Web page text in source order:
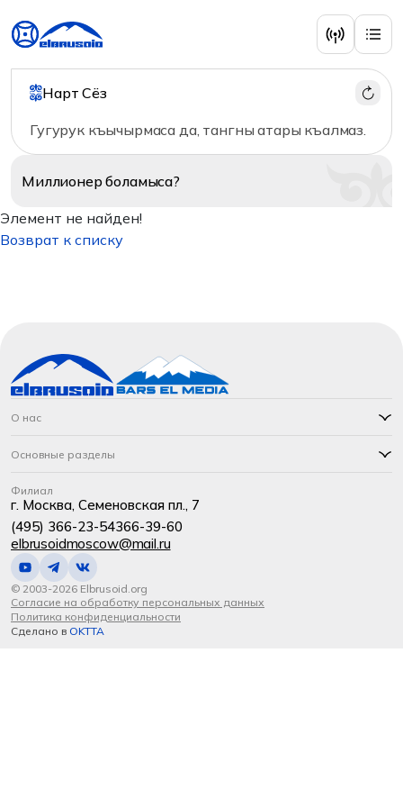
Нарт Сёз
Гугурук къычырмаса да, тангны атары къалмаз.
Миллионерболамыса?
Элемент не найден!
Возврат к списку
О нас
Основные разделы
Филиал
г. Москва, Семеновская пл., 7
(495) 366-23-54366-39-60
elbrusoidmoscow@mail.ru
© 2003-2026 Elbrusoid.org
Согласие на обработку персональных данных
Политика конфиденциальности
Сделано в OKTTA